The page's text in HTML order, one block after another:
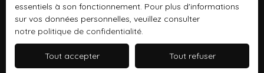
essentiels à son fonctionnement. Pour plus d'informations
sur vos données personnelles, veuillez consulter
notre politique de confidentialité.
Tout accepter Tout refuser